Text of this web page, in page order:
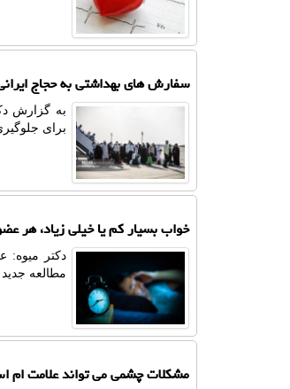
سفارش های بهداشتی به حجاج
به گزارش
برای
خواب بسیار کم یا خیلی زیاد، هر
دکتر میوه:
مطالعه
مشکلات چشمی می تواند علامت ام